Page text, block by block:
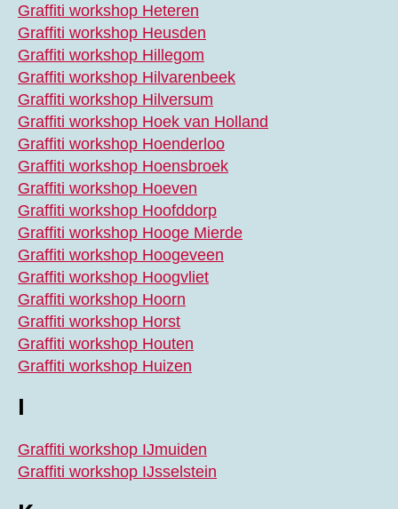
Graffiti workshop Heteren
Graffiti workshop Heusden
Graffiti workshop Hillegom
Graffiti workshop Hilvarenbeek
Graffiti workshop Hilversum
Graffiti workshop Hoek van Holland
Graffiti workshop Hoenderloo
Graffiti workshop Hoensbroek
Graffiti workshop Hoeven
Graffiti workshop Hoofddorp
Graffiti workshop Hooge Mierde
Graffiti workshop Hoogeveen
Graffiti workshop Hoogvliet
Graffiti workshop Hoorn
Graffiti workshop Horst
Graffiti workshop Houten
Graffiti workshop Huizen
I
Graffiti workshop IJmuiden
Graffiti workshop IJsselstein